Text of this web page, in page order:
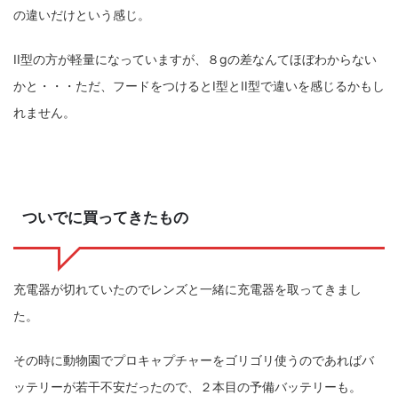
の違いだけという感じ。
II型の方が軽量になっていますが、８gの差なんてほぼわからない
かと・・・ただ、フードをつけるとI型とII型で違いを感じるかもし
れません。
ついでに買ってきたもの
充電器が切れていたのでレンズと一緒に充電器を取ってきまし
た。
その時に動物園でプロキャプチャーをゴリゴリ使うのであればバ
ッテリーが若干不安だったので、２本目の予備バッテリーも。